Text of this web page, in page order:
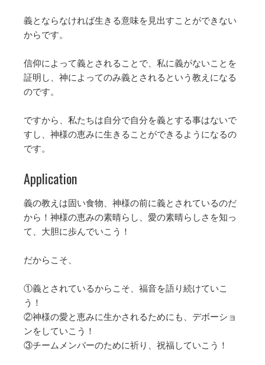
義とならなければ生きる意味を見出すことができない
からです。
信仰によって義とされることで、私に義がないことを
証明し、神によってのみ義とされるという教えになる
のです。
ですから、私たちは自分で自分を義とする事はないで
すし、神様の恵みに生きることができるようになるの
です。
Application
義の教えは固い食物、神様の前に義とされているのだ
から！神様の恵みの素晴らし、愛の素晴らしさを知っ
て、大胆に歩んでいこう！
だからこそ、
①義とされているからこそ、福音を語り続けていこ
う！
②神様の愛と恵みに生かされるためにも、デボーショ
ンをしていこう！
③チームメンバーのために祈り、祝福していこう！